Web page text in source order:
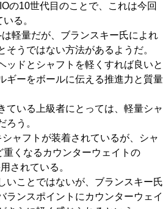
の10世代目のことで、これは今回
る。
軽量だが、ブランスキー氏によれ
そうではない方法があるようだ。
ッドとシャフトを軽くすれば良いと
ギーをボールに伝える推進力と質量
ている上級者にとっては、軽量シャ
ろう。
ャフトが装着されているが、シャ
くなるカウンターウェイトの
されている。
いことではないが、ブランスキー氏
ランスポイントにカウンターウェイ